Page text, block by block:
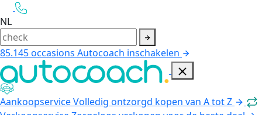
NL
85.145occasions Autocoach inschakelen
AankoopserviceVolledig ontzorgd kopen van A tot Z